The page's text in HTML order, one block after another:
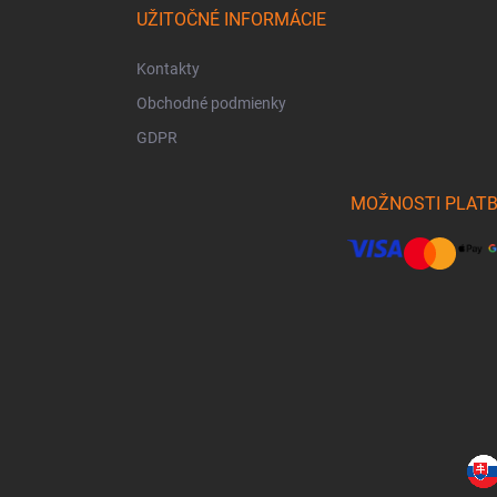
UŽITOČNÉ INFORMÁCIE
Kontakty
Obchodné podmienky
GDPR
MOŽNOSTI